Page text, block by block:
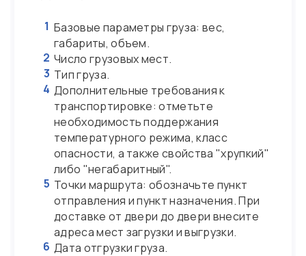
1 Базовые параметры груза: вес,
габариты, объем.
2 Число грузовых мест.
3 Тип груза.
4 Дополнительные требования к
транспортировке: отметьте
необходимость поддержания
температурного режима, класс
опасности, а также свойства "хрупкий"
либо "негабаритный".
5 Точки маршрута: обозначьте пункт
отправления и пункт назначения. При
доставке от двери до двери внесите
адреса мест загрузки и выгрузки.
6 Дата отгрузки груза.